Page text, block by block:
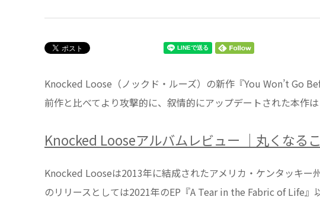
Knocked Loose（ノックド・ルーズ）の新作『You Won’t Go
前作と比べてより攻撃的に、叙情的にアップデートされた本作
Knocked Looseアルバムレビュー ｜丸くなる
Knocked Looseは2013年に結成されたアメリカ・ケンタッキ
のリリースとしては2021年のEP『A Tear in the Fabric of Life